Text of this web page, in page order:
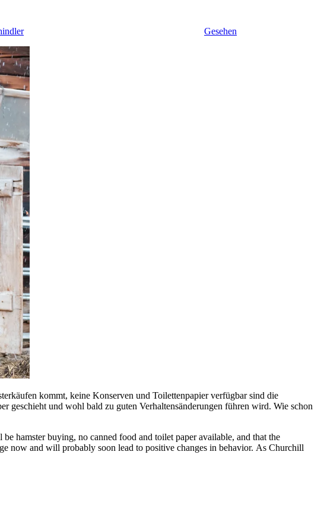
Gesehen
kommt, keine Konserven und Toilettenpapier verfügbar sind die
geschieht und wohl bald zu guten Verhaltensänderungen führen wird. Wie schon
hamster buying, no canned food and toilet paper available, and that the
now and will probably soon lead to positive changes in behavior. As Churchill